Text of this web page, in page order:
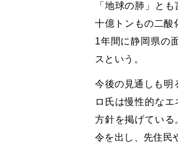
「地球の肺」と
十億トンもの二酸
1年間に静岡県の
スという。
今後の見通しも明
ロ氏は慢性的な
方針を掲げてい
令を出し、先住民